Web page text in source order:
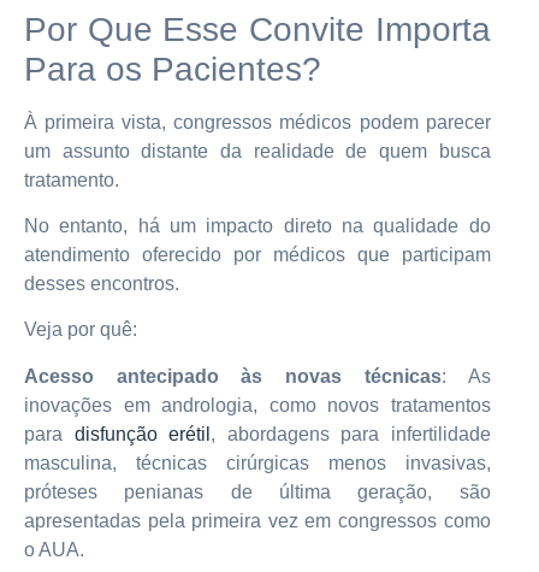
Por Que Esse Convite Importa
Para os Pacientes?
À primeira vista, congressos médicos podem parecer
um assunto distante da realidade de quem busca
tratamento.
No entanto, há um impacto direto na qualidade do
atendimento oferecido por médicos que participam
desses encontros.
Veja por quê:
Acesso antecipado às novas técnicas: As
inovações em andrologia, como novos tratamentos
para disfunção erétil , abordagens para infertilidade
masculina, técnicas cirúrgicas menos invasivas,
próteses penianas de última geração, são
apresentadas pela primeira vez em congressos como
o AUA.